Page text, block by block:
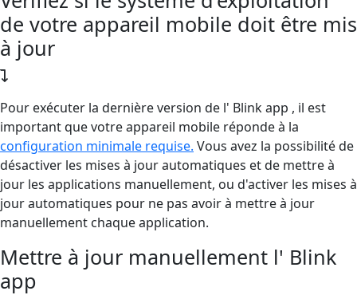
de votre appareil mobile doit être mis
à jour
Pour exécuter la dernière version de l' Blink app , il est
important que votre appareil mobile réponde à la
configuration minimale requise. Vous avez la possibilité de
désactiver les mises à jour automatiques et de mettre à
jour les applications manuellement, ou d'activer les mises à
jour automatiques pour ne pas avoir à mettre à jour
manuellement chaque application.
Mettre à jour manuellement l' Blink
app